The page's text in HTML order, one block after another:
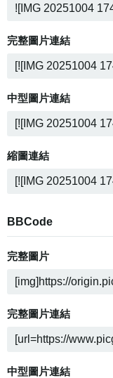
完整圖片連結
中型圖片連結
縮圖連結
BBCode
完整圖片
完整圖片連結
中型圖片連結